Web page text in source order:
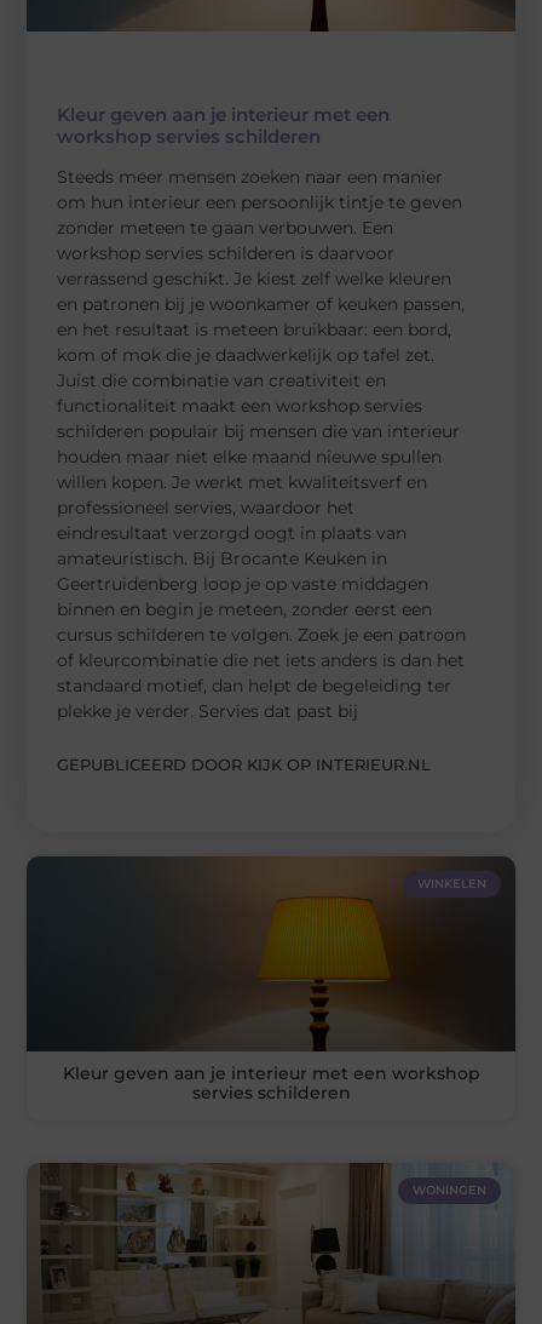
Kleur geven aan je interieur met een
workshop servies schilderen
Steeds meer mensen zoeken naar een manier
om hun interieur een persoonlijk tintje te geven
zonder meteen te gaan verbouwen. Een
workshop servies schilderen is daarvoor
verrassend geschikt. Je kiest zelf welke kleuren
en patronen bij je woonkamer of keuken passen,
en het resultaat is meteen bruikbaar: een bord,
kom of mok die je daadwerkelijk op tafel zet.
Juist die combinatie van creativiteit en
functionaliteit maakt een workshop servies
schilderen populair bij mensen die van interieur
houden maar niet elke maand nieuwe spullen
willen kopen. Je werkt met kwaliteitsverf en
professioneel servies, waardoor het
eindresultaat verzorgd oogt in plaats van
amateuristisch. Bij Brocante Keuken in
Geertruidenberg loop je op vaste middagen
binnen en begin je meteen, zonder eerst een
cursus schilderen te volgen. Zoek je een patroon
of kleurcombinatie die net iets anders is dan het
standaard motief, dan helpt de begeleiding ter
plekke je verder. Servies dat past bij
GEPUBLICEERD DOOR KIJK OP INTERIEUR.NL
WINKELEN
Kleur geven aan je interieur met een workshop
servies schilderen
WONINGEN